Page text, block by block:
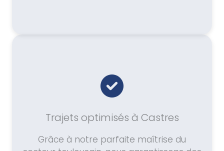
Trajets optimisés à Castres
Grâce à notre parfaite maîtrise du